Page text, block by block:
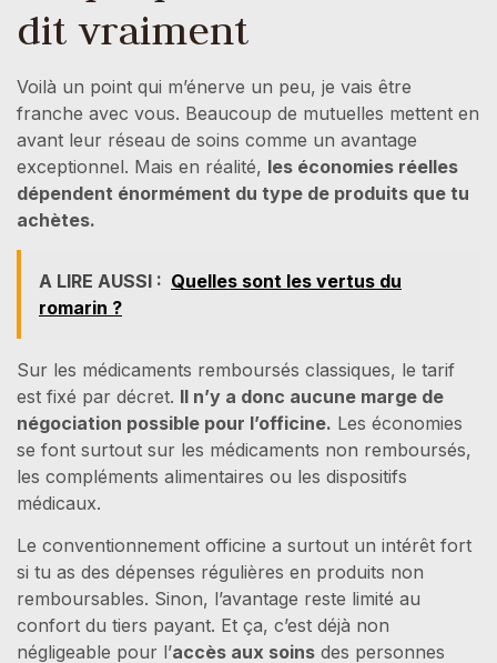
dit vraiment
Voilà un point qui m’énerve un peu, je vais être
franche avec vous. Beaucoup de mutuelles mettent en
avant leur réseau de soins comme un avantage
exceptionnel. Mais en réalité, les économies réelles
dépendent énormément du type de produits que tu
achètes.
A LIRE AUSSI : Quelles sont les vertus du
romarin ?
Sur les médicaments remboursés classiques, le tarif
est fixé par décret. Il n’y a donc aucune marge de
négociation possible pour l’officine. Les économies
se font surtout sur les médicaments non remboursés,
les compléments alimentaires ou les dispositifs
médicaux.
Le conventionnement officine a surtout un intérêt fort
si tu as des dépenses régulières en produits non
remboursables. Sinon, l’avantage reste limité au
confort du tiers payant. Et ça, c’est déjà non
négligeable pour l’accès aux soins des personnes